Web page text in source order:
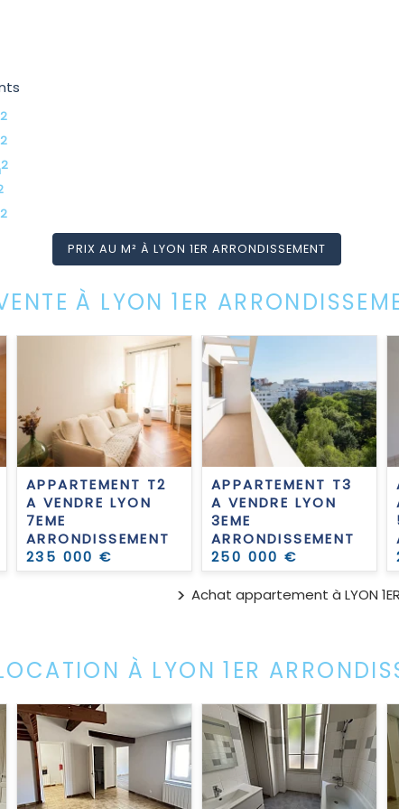
2
2
2
2
PRIX AU M² À LYON 1ER ARRONDISSEMENT
À LYON 1ER
APPARTEMENT T2
A VENDRE LYON
7EME
ARRONDISSEMENT
235 000 €
APPARTEMENT T3
A VENDRE LYON
3EME
ARRONDISSEMENT
250 000 €
Achat appartement à LYON 1ER
À LYON 1ER